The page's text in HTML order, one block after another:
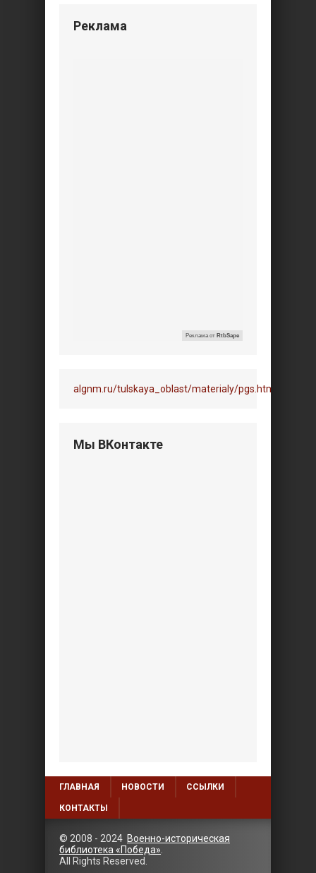
Реклама
Реклама от RtbSape
algnm.ru/tulskaya_oblast/materialy/pgs.html
Мы ВКонтакте
ГЛАВНАЯ НОВОСТИ ССЫЛКИ
КОНТАКТЫ
© 2008 - 2024 Военно-историческая
библиотека «Победа»
All Rights Reserved.